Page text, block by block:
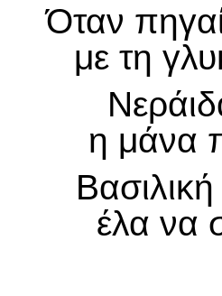
Όταν
με τη
η μάνα
έλα να